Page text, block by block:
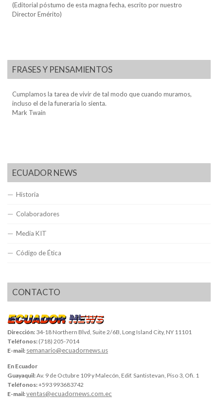
(Editorial póstumo de esta magna fecha, escrito por nuestro
Director Emérito)
FRASES Y PENSAMIENTOS
Cumplamos la tarea de vivir de tal modo que cuando muramos,
incluso el de la funeraria lo sienta.
Mark Twain
ECUADOR NEWS
Historia
Colaboradores
Media KIT
Código de Ética
CONTACTO
Dirección: 34-18 Northern Blvd, Suite 2/6B, Long Island City, NY 11101
Teléfonos: (718) 205-7014
E-mail: semanario@ecuadornews.us
En Ecuador
Guayaquil:Av. 9 de Octubre 109 y Malecón, Edif. Santistevan, Piso 3, Ofi. 1
Teléfonos:+593 993683742
E-mail:ventas@ecuadornews.com.ec